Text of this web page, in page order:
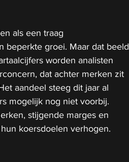
als een traag
beperkte groei. Maar dat beeld
worden analisten
dat achter merken zit
aandeel steeg dit jaar al
mogelijk nog niet voorbij.
stijgende marges en
koersdoelen verhogen.